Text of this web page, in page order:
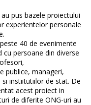
au pus bazele proiectului
experientelor personale
40 de evenimente
persoane din diverse
publice, manageri,
instiitutiilor de stat. De
acest proiect in
de diferite ONG-uri au